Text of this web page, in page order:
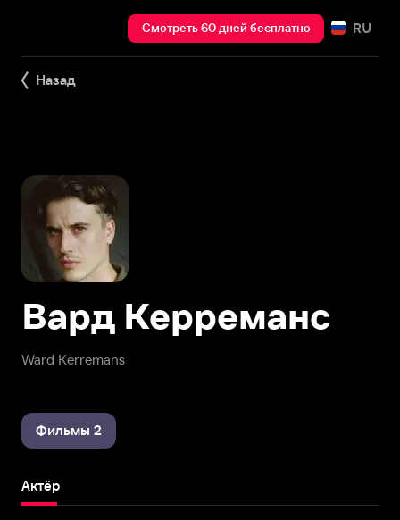
Смотреть 60 дней бесплатно RU
Назад
Ward Kerremans
Вард Керреманс
Фильмы 2
Актёр